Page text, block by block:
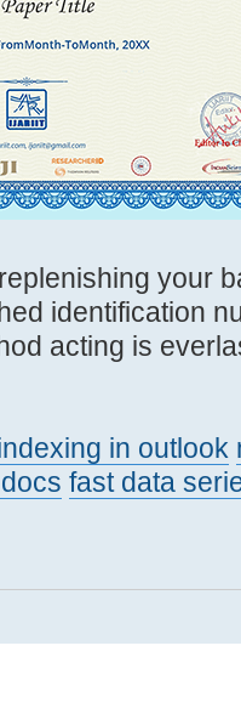
your
identification
acting is
in outlook
fast data